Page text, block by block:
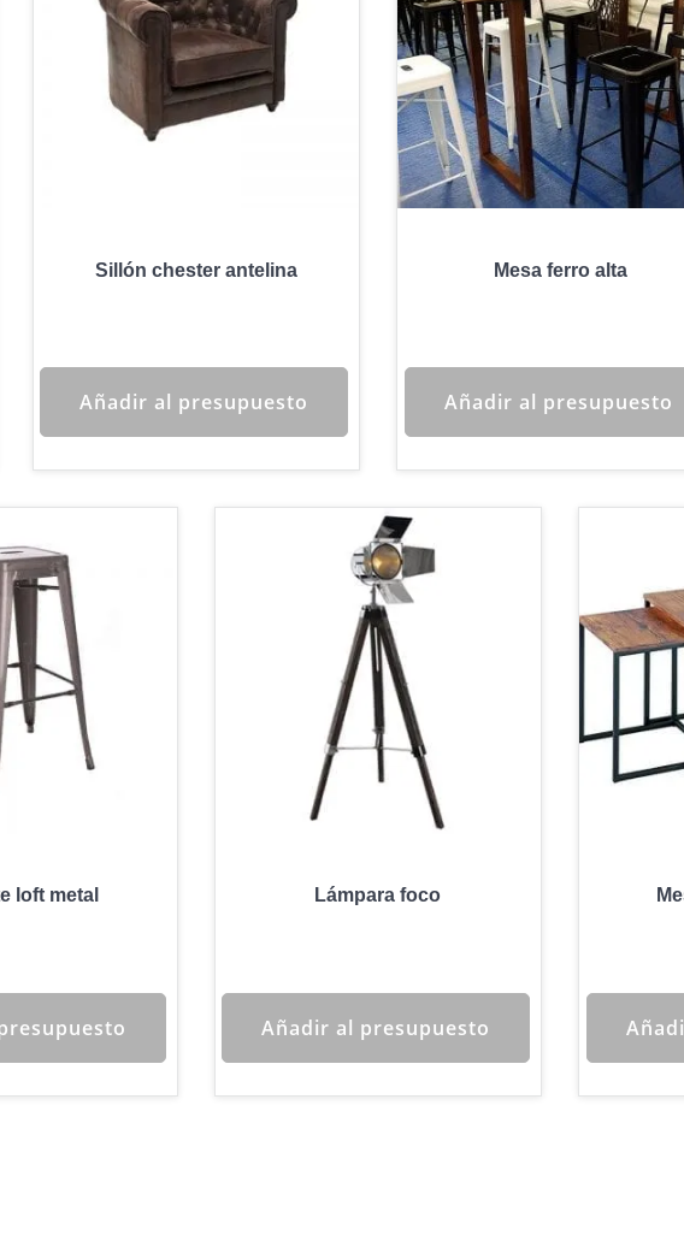
Sillón chester antelina
Añadir al presupuesto
Mesa ferro alta
Añadir al presupuesto
loft metal Lámpara foco
Añadir al presupuesto